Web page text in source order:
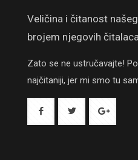
Veličina i čitanost
brojem njegovih
Zato se ne ustručavajte!
najčitaniji, jer mi smo tu